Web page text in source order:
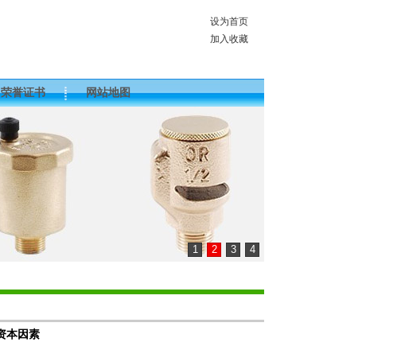
设为首页
加入收藏
荣誉证书 网站地图
1 2 3 4
本因素